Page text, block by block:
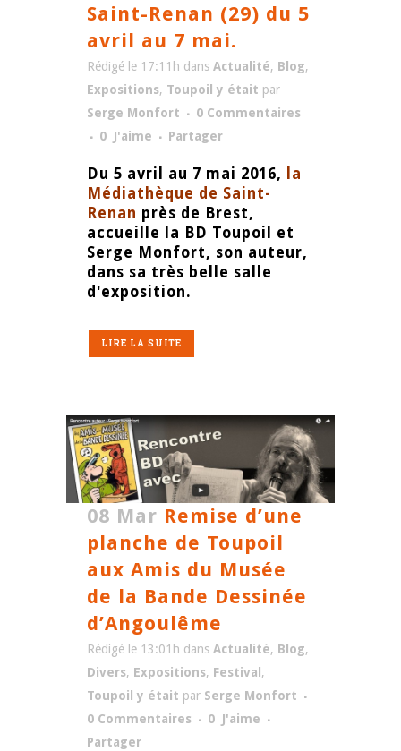
Saint-Renan (29) du 5
avril au 7 mai.
Rédigé le 17:11h dans Actualité, Blog,
Expositions, Toupoil y était par
Serge Monfort
0 Commentaires
0 J'aime Partager
Du 5 avril au 7 mai 2016,
la
Médiathèque de Saint-
Renan près de Brest,
accueille la BD Toupoil et
Serge Monfort, son auteur,
dans sa très belle salle
d'exposition.
LIRE LA SUITE
08 Mar Remise d’une
planche de Toupoil
aux Amis du Musée
de la Bande Dessinée
d’Angoulême
Rédigé le 13:01h dans Actualité, Blog,
Divers, Expositions, Festival ,
Toupoil y était par Serge Monfort
0 Commentaires
0 J'aime
Partager